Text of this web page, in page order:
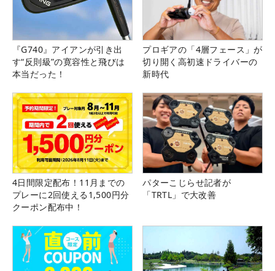
『G740』アイアンが引き出
す“反則級”の寛容性と飛びは
本当だった！
プロギアの「4層フェース」が
切り開く高初速ドライバーの
新時代
4日間限定配布！11月までの
プレーに2回使える1,500円分
クーポン配布中！
パターこじらせ記者が
「TRTL」で大改善